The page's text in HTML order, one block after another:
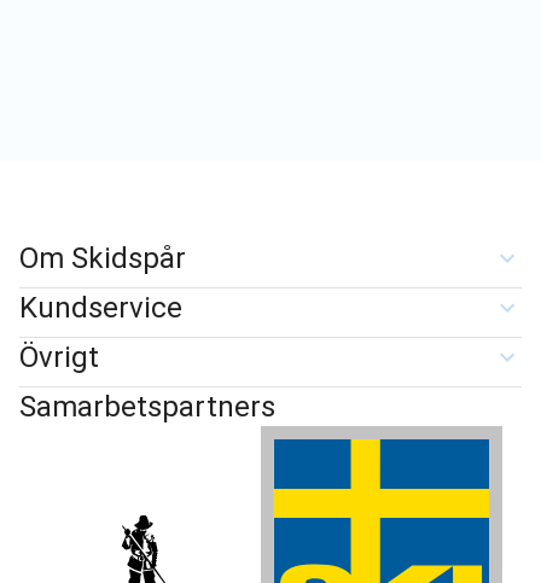
Om Skidspår
Kundservice
Övrigt
Samarbetspartners